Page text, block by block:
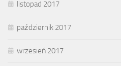
listopad 2017
październik 2017
wrzesień 2017